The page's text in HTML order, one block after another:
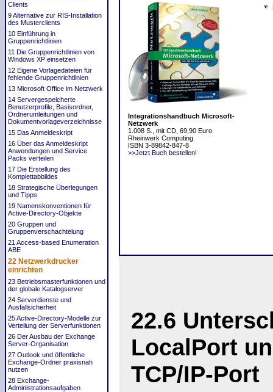
Clients
9 Alternative zur RIS-Installation
des Musterclients
10 Einführung in
Gruppenrichtlinien
11 Die Gruppenrichtlinien von
Windows XP einsetzen
12 Eigene Vorlagedateien für
fehlende Gruppenrichtlinien
13 Microsoft Office im Netzwerk
14 Servergespeicherte
Benutzerprofile, Basisordner,
Ordnerumleitungen und
Dokumentvorlageverzeichnisse
15 Das Anmeldeskript
16 Über das Anmeldeskript
Anwendungen und Service
Packs verteilen
17 Die Erstellung des
Komplettabbildes
18 Strategische Überlegungen
und Tipps
19 Namenskonventionen für
Active-Directory-Objekte
20 Gruppen und
Gruppenverschachtelung
21 Access-based Enumeration
ABE
22 Netzwerkdrucker
einrichten
23 Betriebsmasterfunktionen und
der globale Katalogserver
24 Serverdienste und
Ausfallsicherheit
25 Active-Directory-Modelle zur
Verteilung der Serverfunktionen
26 Der Ausbau der Exchange
Server-Organisation
27 Outlook und öffentliche
Exchange-Ordner praxisnah
nutzen
28 Exchange-
Administrationsaufgaben
Integrationshandbuch Microsoft-
Netzwerk
1.008 S., mit CD, 69,90 Euro
Rheinwerk Computing
ISBN 3-89842-847-8
>>Jetzt Buch bestellen!
22.6
LocalPort
TCP/IP-Port